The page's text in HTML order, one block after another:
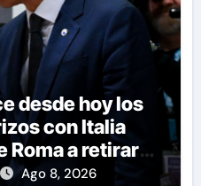
desde hoy los
con Italia
Roma a retirar
Ago 8, 2026